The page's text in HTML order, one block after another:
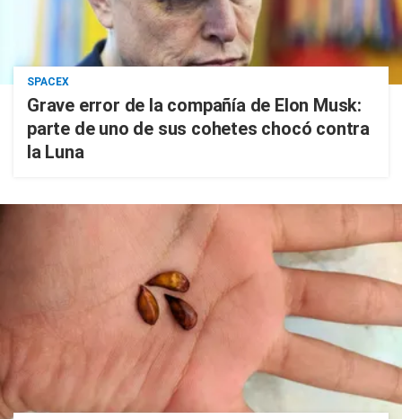
SPACEX
Grave error de la compañía de Elon Musk:
parte de uno de sus cohetes chocó contra
la Luna